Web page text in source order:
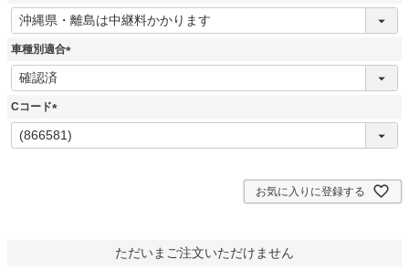
(
必
車種別適合
(
Cコード
(
必
お気に入りに登録する
ただいまご注文いただけません